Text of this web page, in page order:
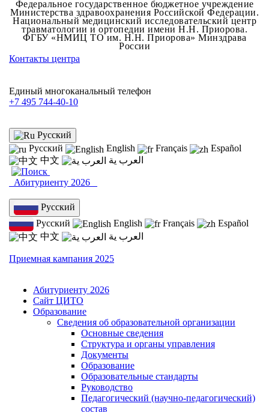
Федеральное государственное бюджетное учреждение
Министерства здравоохранения Российской Федерации.
Национальный медицинский исследовательский центр
травматологии и ортопедии имени Н.Н. Приорова.
ФГБУ «НМИЦ ТО им. Н.Н. Приорова» Минздрава
России
Контакты центра
Единый многоканальный телефон
+7 495 744-40-10
Русский
Русский
English Français
Español
中文
العرب ية
Абитуриенту 2026
Русский
Русский
English Français
Español
中文
العرب ية
Приемная кампания 2025
Абитуриенту 2026
Сайт ЦИТО
Образование
Сведения об образовательной организации
Основные сведения
Структура и органы управления
Документы
Образование
Образовательные стандарты
Руководство
Педагогический (научно-педагогический)
состав